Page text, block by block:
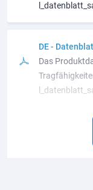
DE -
Das
DE -